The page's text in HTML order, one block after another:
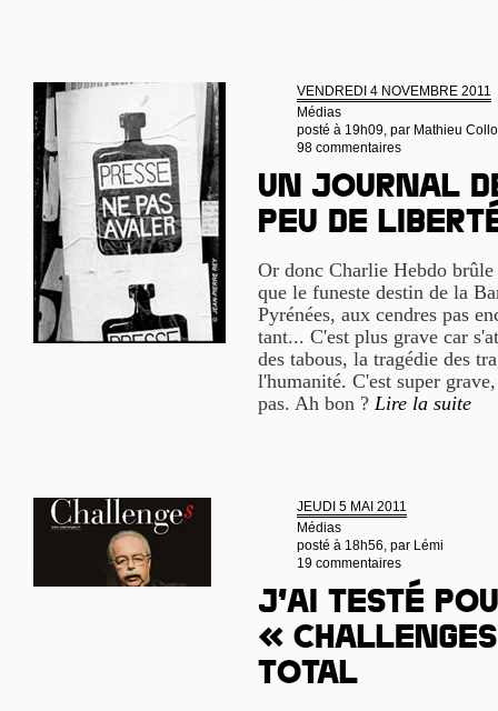
VENDREDI 4 NOVEMBRE 2011
Médias
posté à 19h09, par Mathieu
98 commentaires
Un journal
peu de
Or donc Charlie Hebdo
que le funeste destin de la
Pyrénées, aux cendres pas
tant... C'est plus grave car
des tabous, la tragédie des
l'humanité. C'est super
pas. Ah bon ? Lire la suite
JEUDI 5 MAI 2011
Médias
posté à 18h56, par Lémi
19 commentaires
J’ai testé
«
Total